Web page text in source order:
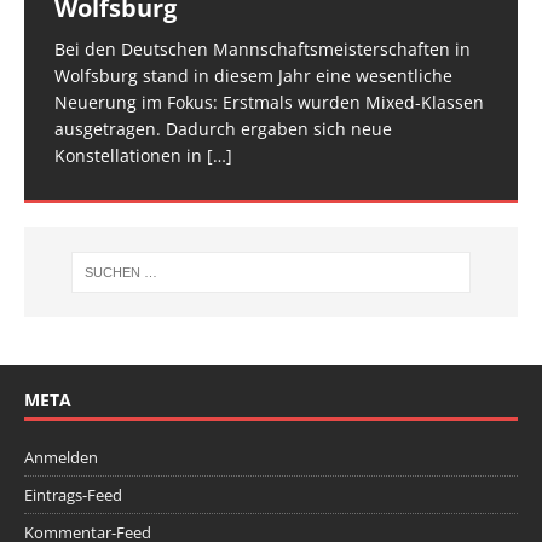
Wolfsburg
Bei den Deutschen Mannschaftsmeisterschaften in
Wolfsburg stand in diesem Jahr eine wesentliche
Neuerung im Fokus: Erstmals wurden Mixed-Klassen
ausgetragen. Dadurch ergaben sich neue
Konstellationen in […]
zwei Tage verteilt, um den Ablauf zu entzerren und
den Athletinnen und Athleten mehr Raum zu geben.
[…]
TROPHY statt und 65 Kinder und Jugendliche waren
für den Trampolin Nachwuchs konzipierte
[…]
überzeugt
Am vergangenen Wochenende traf sich die deutsche
Spitze im Trampolinturnen in Biberach an der Riß
(Baden-Württemberg) zu einem hochkarätigen
Wettkampfwochenende: Am Samstag standen die
Deutschen[…]
META
Anmelden
Eintrags-Feed
Kommentar-Feed